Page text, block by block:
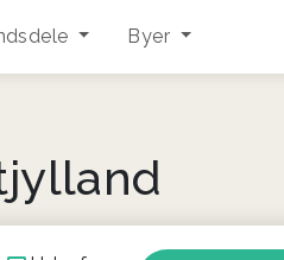
Byer